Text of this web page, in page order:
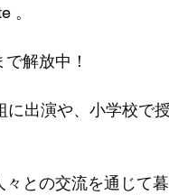
。
解放中！
出演や、小学校で
との交流を通じて